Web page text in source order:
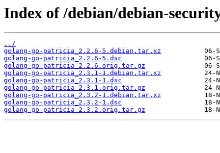
Index of /debian/debian-
../
golang-go-patricia_2.2.6-5.debian.tar.xz
golang-go-patricia_2.2.6-5.dsc
golang-go-patricia_2.2.6.orig.tar.gz
golang-go-patricia_2.3.1-1.debian.tar.xz
golang-go-patricia_2.3.1-1.dsc
golang-go-patricia_2.3.1.orig.tar.gz
golang-go-patricia_2.3.2-1.debian.tar.xz
golang-go-patricia_2.3.2-1.dsc
golang-go-patricia_2.3.2.orig.tar.gz